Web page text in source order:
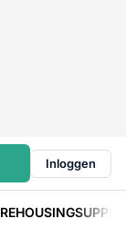
Inloggen